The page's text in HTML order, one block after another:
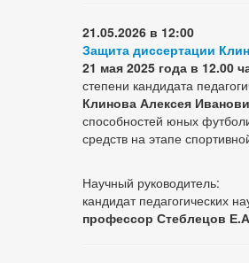
21.05.2026 в 12:00
Защита диссертации
21 мая 2025 года в 12.00
степени кандидата
Клинова Алексея
способностей юных
средств на этапе
Научный руководитель:
кандидат педагогических
профессор Стеблецов